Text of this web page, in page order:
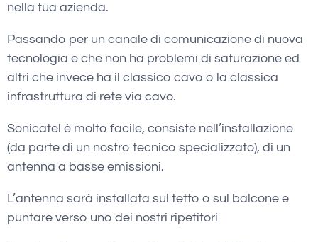
nella tua azienda.
Passando per un canale di comunicazione di nuova
tecnologia e che non ha problemi di saturazione ed
altri che invece ha il classico cavo o la classica
infrastruttura di rete via cavo.
Sonicatel è molto facile, consiste nell’installazione
(da parte di un nostro tecnico specializzato), di un
antenna a basse emissioni.
L’antenna sarà installata sul tetto o sul balcone e
puntare verso uno dei nostri ripetitori